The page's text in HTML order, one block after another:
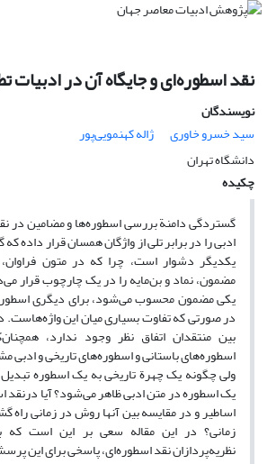
نقد اسطوره‌ای و جایگاه آن در ادبیات
نویسندگان
سید خسرو خاوری
ژاله کهنمویی‌پور
دانشگاه تهران
چکیده
گستردگی دامنة بررسی اسطوره‌ها و مضامین در
ادبی را در برابر تلی از واژگان همسان قرار داده
یکدیگر دشوار است، چرا که در متون فراوان،
مضمون، نماد و بن‌مایه را در یک چارچوب قرار
یکی مضمون محسوب می‌شود، برای دیگری
در صورتی که تفاوت بسیاری میان این واژه‌هاست.
بین منتقدان اتفاق نظر وجود ندارد،
اسطوره‌های باستانی و اسطوره‌های تاریخی و
ولی چگونه یک چهرة تاریخی به یک اسطوره
یک اسطوره در متن ادبی ظاهر می‌شود؟ آیا درنقد
اساطیر و در مقایسه بین آنها روش در زمانی
زمانی؟ در این مقاله سعی بر این است که
نظریه‌پردازان نقد اسطوره‌ای، پاسخی برای این